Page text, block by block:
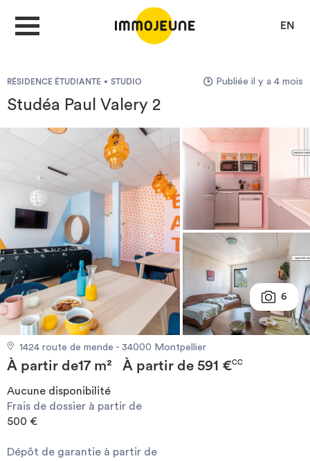
EN
DÉPOSER UNE ANNONCE
Je cherche un logement
Je propose un bien
Villes
Investir
Blog
RÉSIDENCE ÉTUDIANTE STUDIO Publiée il y a 4 mois
Studéa Paul Valery 2
6
1424 route de mende - 34000 Montpellier
À partir de17 m² À partir de 591 €CC
Aucune disponibilité
Frais de dossier à partir de
500 €
Dépôt de garantie à partir de